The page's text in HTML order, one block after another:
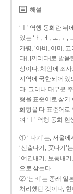
해설
‘ㅣ’ 역행 동화란 뒤
있는 ‘ㅏ, ㅓ, ㅗ, ㅜ,
가령, ‘아비, 어미,
다], [끼리다]로 발음
상이다. 체언에 조사
지역에 국한되어 있
다. 그러나 대부분
형을 표준어로 삼기
화형을 다 표준어로
여 ‘ㅣ’ 역행 동화
① ‘-나기’는, 서울에
‘신출나기, 풋나기’
‘여간내기, 보통내
으로 삼는다.
② ‘남비’는 종래 일
처리했던 것이나,